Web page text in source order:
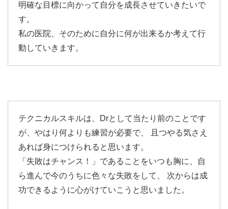
明確な目標に向かって自分を成長させていきたいで
す。
私の医院、そのために自分に何が出来るか考えて行
動していきます。
テクニカルスキルは、Drとして当たり前のことです
が、やはり何よりも練習が必要で、 且つやる気さえ
あれば身につけられると思います。
「失敗はチャンス！」であることをいつも胸に、自
ら進んで今のうちに色々な失敗をして、 次からは成
功できるように心がけていこうと思いました。